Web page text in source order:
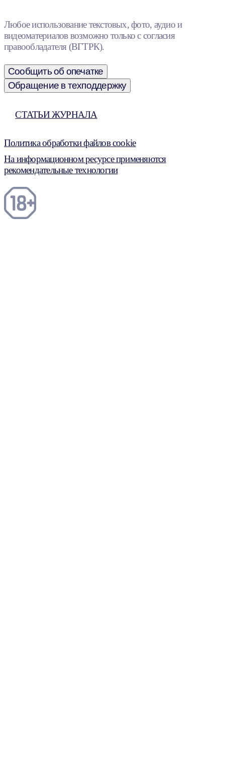
Любое использование текстовых, фото, аудио и
видеоматериалов возможно только с согласия
правообладателя (ВГТРК).
Сообщить об опечатке
Обращение в техподдержку
СТАТЬИ ЖУРНАЛА
Политика обработки файлов cookie
На информационном ресурсе применяются
рекомендательные технологии